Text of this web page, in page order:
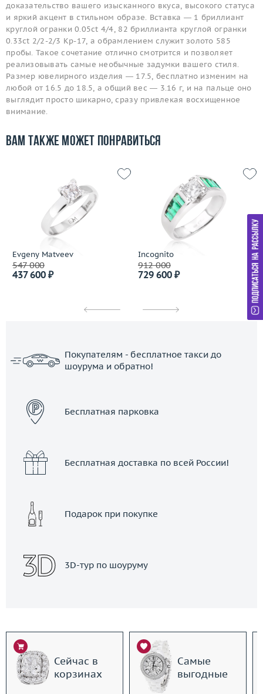
доказательство вашего изысканного вкуса, высокого статуса
и яркий акцент в стильном образе. Вставка — 1 бриллиант
круглой огранки 0.05ct 4/4, 82 бриллианта круглой огранки
0.33ct 2/2-2/3 Кр-17, а обрамлением служит золото 585
пробы. Такое сочетание отлично смотрится и позволяет
реализовывать самые необычные задумки вашего стиля.
Размер ювелирного изделия — 17.5, бесплатно изменим на
любой от 16.5 до 18.5, а общий вес — 3.16 г, и на пальце оно
выглядит просто шикарно, сразу привлекая восхищенное
внимание.
Вам также может понравиться
Evgeny Matveev
547 000
437 600 ₽
Incognito
912 000
729 600 ₽
Покупателям - бесплатное такси до
шоурума и обратно!
Бесплатная парковка
Бесплатная доставка по всей России!
Подарок при покупке
3D-тур по шоуруму
Сейчас в
корзинах
Самые
выгодные